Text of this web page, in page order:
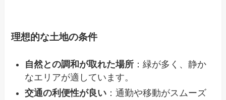
理想的な土地の条件
自然との調和が取れた場所 ：緑が多く、静か
なエリアが適しています。
交通の利便性が良い ：通勤や移動がスムーズ